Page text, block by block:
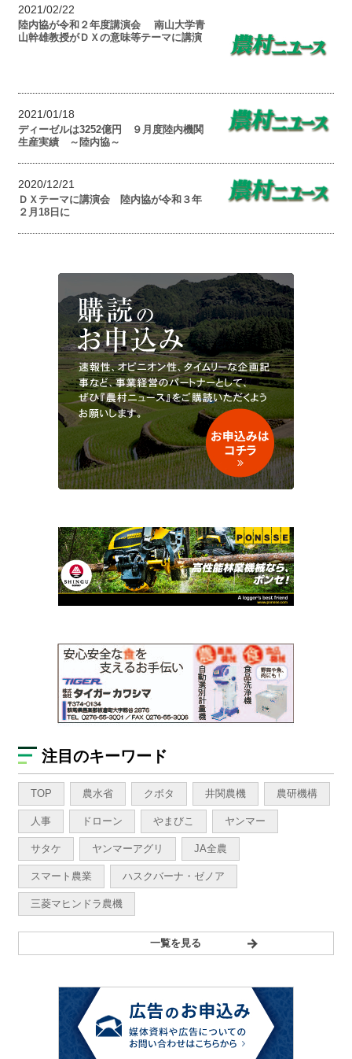
2021/02/22
陸内協が令和２年度講演会 南山大学青
山幹雄教授がＤＸの意味等テーマに講演
2021/01/18
ディーゼルは3252億円 ９月度陸内機関
生産実績 ～陸内協～
2020/12/21
ＤＸテーマに講演会 陸内協が令和３年
２月18日に
注目のキーワード
TOP 農水省 クボタ 井関農機 農研機構
人事 ドローン やまびこ ヤンマー
サタケ ヤンマーアグリ JA全農
スマート農業 ハスクバーナ・ゼノア
三菱マヒンドラ農機
一覧を見る